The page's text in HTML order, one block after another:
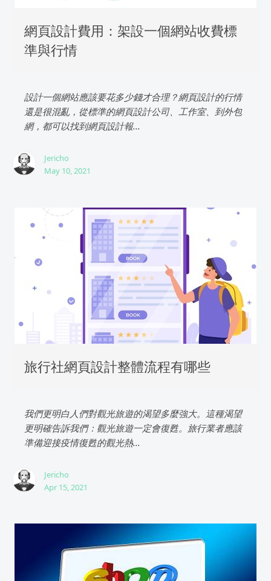
網頁設計費用：架設一個網站收費標
準與行情
設計一個網站應該要花多少錢才合理？網頁設計的行情
還是很混亂，從標準的網頁設計公司、工作室、到外包
網，都可以找到網頁設計報...
Jericho
May 10, 2021
旅行社網頁設計整體流程有哪些
我們更明白人們對觀光旅遊的渴望多麼強大。這種渴望
更明確告訴我們：觀光旅遊一定會復甦。旅行業者應該
準備迎接疫情復甦的觀光熱...
Jericho
Apr 15, 2021